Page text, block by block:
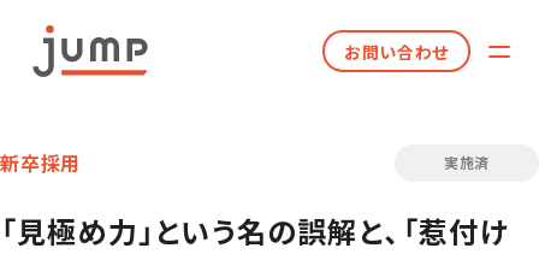
お問い合わせ
新卒採用 実施済
「見極め力」という名の誤解と、「惹付け